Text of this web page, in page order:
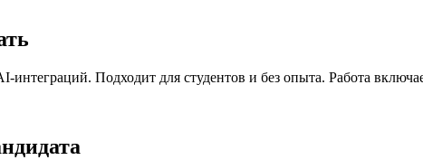
интеграций. Подходит для студентов и без опыта. Работа